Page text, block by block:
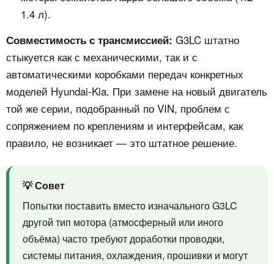
1.4 л).
Совместимость с трансмиссией: G3LC штатно
стыкуется как с механическими, так и с
автоматическими коробками передач конкретных
моделей Hyundai-Kia. При замене на новый двигатель
той же серии, подобранный по VIN, проблем с
сопряжением по креплениям и интерфейсам, как
правило, не возникает — это штатное решение.
💡 Совет
Попытки поставить вместо изначального G3LC
другой тип мотора (атмосферный или иного
объёма) часто требуют доработки проводки,
системы питания, охлаждения, прошивки и могут